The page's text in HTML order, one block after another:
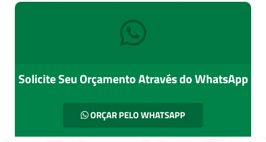
Solicite Seu Orçamento Através do WhatsApp
ORÇAR PELO WHATSAPP